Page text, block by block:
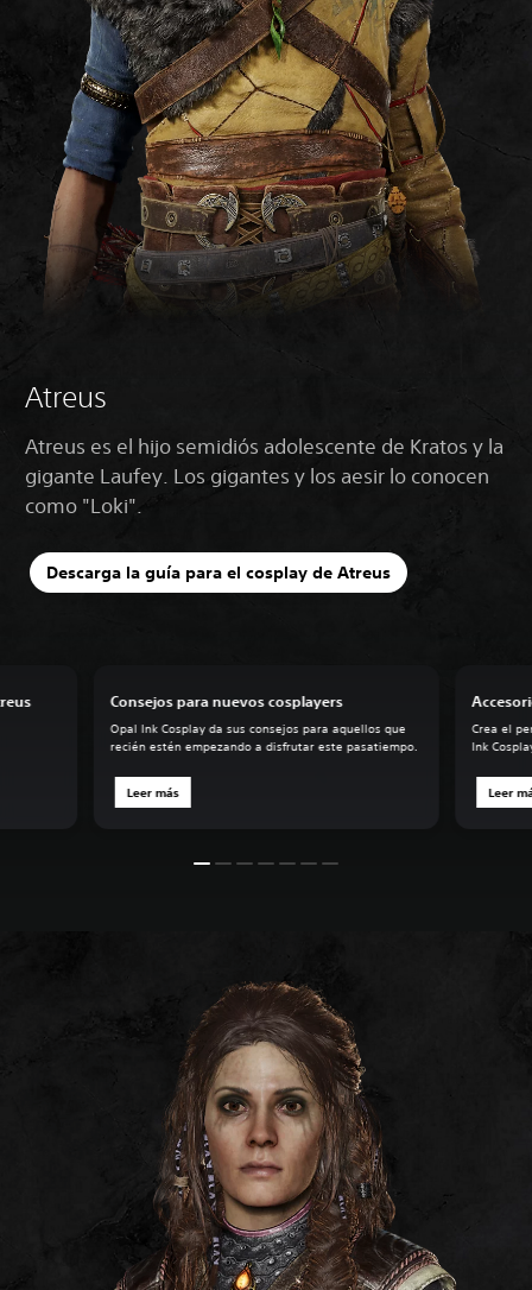
Atreus
Atreus es el hijo semidiós adolescente de Kratos y la
gigante Laufey. Los gigantes y los aesir lo conocen
como "Loki".
Descarga la guía para el cosplay de Atreus
Consejos para nuevos cosplayers
Opal Ink Cosplay da sus consejos para aquellos que
recién estén empezando a disfrutar este pasatiempo.
Leer más
Crea el
Ink
Leer